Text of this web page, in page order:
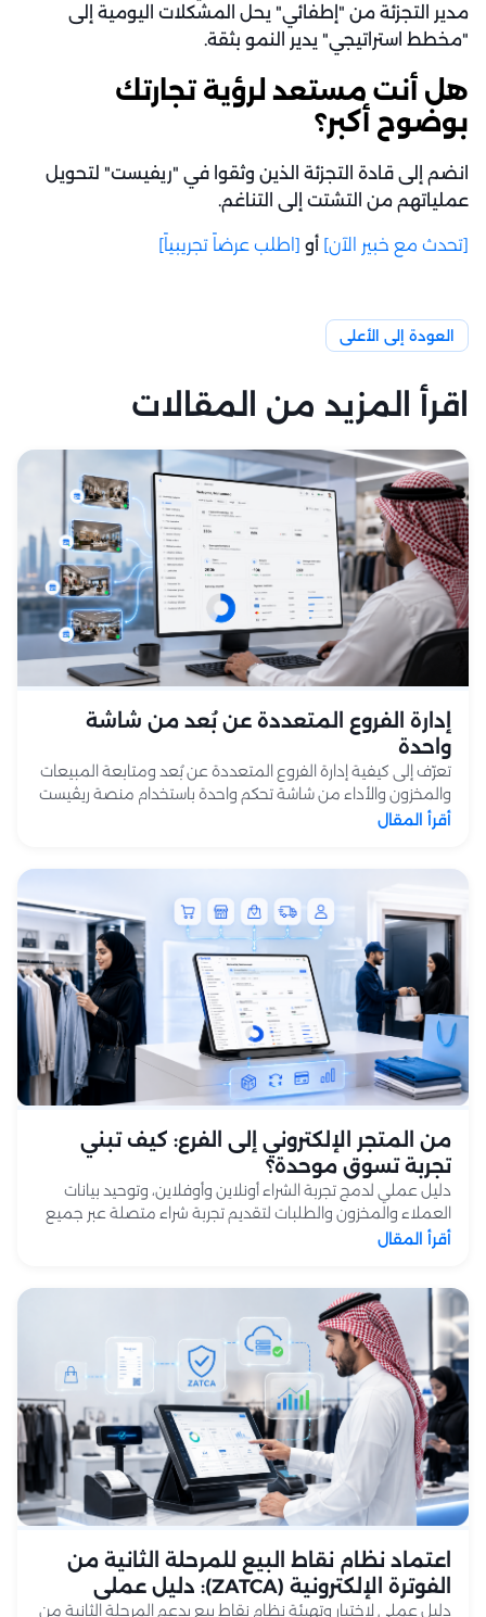
مدير التجزئة من "إطفائي" يحل المشكلات اليومية إلى
"مخطط استراتيجي" يدير النمو بثقة.
هل أنت مستعد لرؤية تجارتك
بوضوح أكبر؟
انضم إلى قادة التجزئة الذين وثقوا في "ريفيست" لتحويل
عملياتهم من التشتت إلى التناغم.
[تحدث مع خبير الآن] أو [اطلب عرضاً تجريبياً]
العودة إلى الأعلى
اقرأ المزيد من المقالات
إدارة الفروع المتعددة عن بُعد من شاشة
واحدة
تعرّف إلى كيفية إدارة الفروع المتعددة عن بُعد ومتابعة المبيعات
والمخزون والأداء من شاشة تحكم واحدة باستخدام منصة ريڤيست
.أقرأ المقال
من المتجر الإلكتروني إلى الفرع: كيف تبني
تجربة تسوق موحدة؟
دليل عملي لدمج تجربة الشراء أونلاين وأوفلاين، وتوحيد بيانات
العملاء والمخزون والطلبات لتقديم تجربة شراء متصلة عبر جميع
القنوات.
أقرأ المقال
اعتماد نظام نقاط البيع للمرحلة الثانية من
الفوترة الإلكترونية (ZATCA): دليل عملي
دليل عملي لاختيار وتهيئة نظام نقاط بيع يدعم المرحلة الثانية من